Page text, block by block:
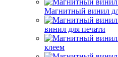
Магнитный винил
винил для печати
клеем